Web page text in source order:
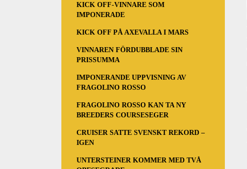
KICK OFF-VINNARE SOM
IMPONERADE
KICK OFF PÅ AXEVALLA I MARS
VINNAREN FÖRDUBBLADE SIN
PRISSUMMA
IMPONERANDE UPPVISNING AV
FRAGOLINO ROSSO
FRAGOLINO ROSSO KAN TA NY
BREEDERS COURSESEGER
CRUISER SATTE SVENSKT REKORD –
IGEN
UNTERSTEINER KOMMER MED TVÅ